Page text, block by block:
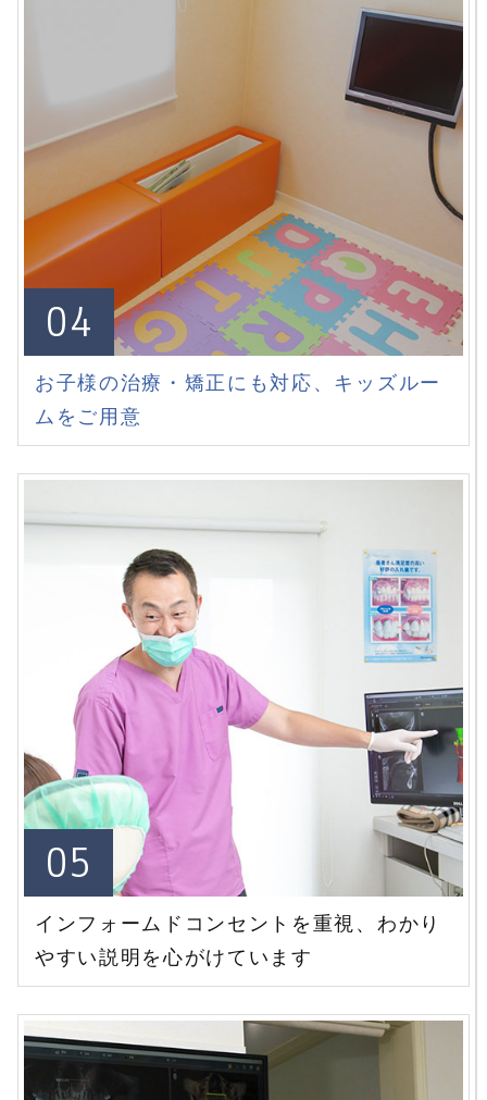
04
お子様の治療・矯正にも対応、 キッズルー
ムをご用意
05
インフォームドコンセントを重視、 わかり
やすい説明を心がけています